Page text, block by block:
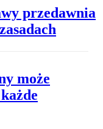
przedawnia
może